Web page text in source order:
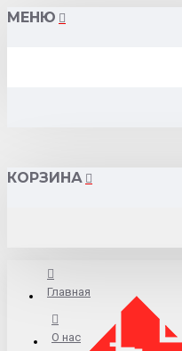
МЕНЮ
КОРЗИНА
Главная
О нас